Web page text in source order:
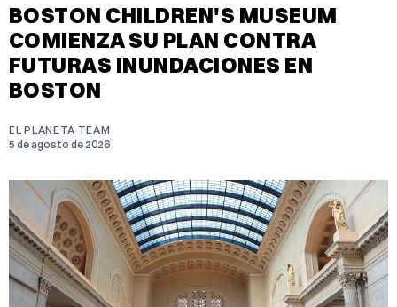
BOSTON CHILDREN'S MUSEUM
COMIENZA SU PLAN CONTRA
FUTURAS INUNDACIONES EN
BOSTON
EL PLANETA TEAM
5 de agosto de 2026